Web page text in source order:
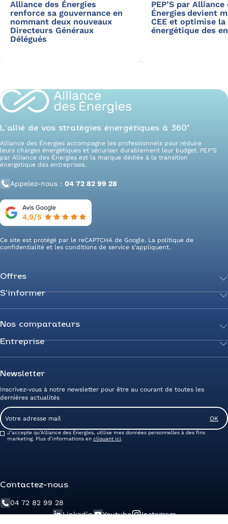
Alliance des Énergies
renforce sa gouvernance en
nommant deux nouveaux
Directeurs Généraux
Délégués
PEP’S par Alliance
Énergies devient
CEE et optimise
énergétique des
L’allié de vos stratégies énergétiques à 360°
Alliance des Énergies accompagne les professionnels pour réduire
leurs charges énergétiques et sécuriser durablement leur budget. PEP’S
par Alliance des Énergies est la marque dédiée à la transition
énergétique des entreprises.
Appelez-nous : 04 72 82 99 28
Ce site est protégé par le reCAPTCHA de Google. La politique de
confidentialité et les conditions de service s’appliquent.
Offres
Achetez votre énergie
Transition énergétique
Secteurs d’expertise
Optimisez vos taxes et compteurs
Mix énergie
Efficacité énergétique
Photovoltaïque
Energy Management
Entreprise zéro carbone
S’informer
Actualités
Guides de l’énergie
Livres blancs
Nos comparateurs
Comparateur Électricité
Comparateur Gaz
Prix du Gaz
Entreprise
Nous rejoindre
Devenez Partenaire
Avis clients Alliance des Energies
Contactez-nous
Service client
Newsletter
Inscrivez-vous à notre newsletter pour être au courant de toutes les
dernières actualités
Consent
J’accepte qu’Alliance des Énergies, utilise mes données personnelles à des fins
marketing. Plus d’informations en cliquant ici.
Email
Contactez-nous
04 72 82 99 28
Linkedin
Youtube
Instagram